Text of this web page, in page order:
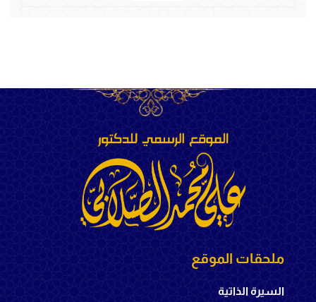
ملحقات الموقع
السيرة الذاتية